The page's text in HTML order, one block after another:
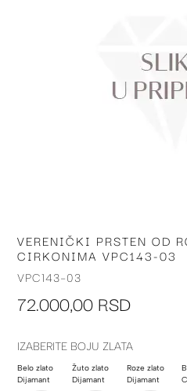
Skip
to
the
of
gallery
VERENIČKI PRSTEN OD
CIRKONIMA VPC143-03
VPC143-03
72.000,00 RSD
IZABERITE BOJU ZLATA
Belo zlato
Dijamant
Žuto zlato
Dijamant
Roze zlato
Dijamant